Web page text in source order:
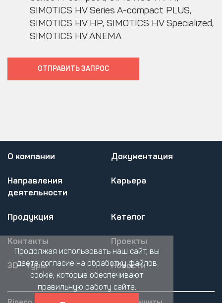
SIMOTICS HV Series A-compact PLUS,
SIMOTICS HV HP, SIMOTICS HV Specialized,
SIMOTICS HV ANEMA
ОТПРАВИТЬ ЗАПРОC
О компании
Направления
деятельности
Продукция Каталог
Проекты
Новости
Документация
Карьера
Контакты
3D - туры
Продолжая использовать наш сайт, вы
даете согласие на обработку файлов
cookie, которые обеспечивают
правильную работу сайта.